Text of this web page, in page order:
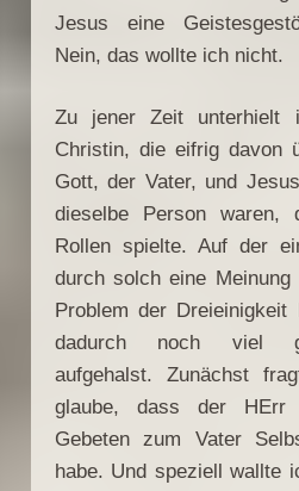
Jesus eine
Nein, das wollte ich nicht.
Zu jener Zeit unterhielt
Christin, die eifrig davon
Gott, der Vater, und
dieselbe Person waren,
Rollen spielte. Auf der
durch solch eine
Problem der
dadurch noch viel
aufgehalst. Zunächst
glaube, dass der HErr
Gebeten zum Vater
habe. Und speziell wallte